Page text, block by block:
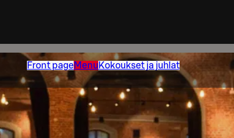
Front pageMenu Kokoukset ja juhlat